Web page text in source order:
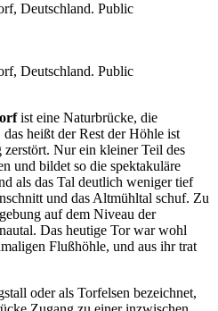
Deutschland. Public
Deutschland. Public
ist eine Naturbrücke, die
heißt der Rest der Höhle ist
Nur ein kleiner Teil des
und bildet so die spektakuläre
als das Tal deutlich weniger tief
und das Altmühltal schuf. Zu
auf dem Niveau der
Das heutige Tor war wohl
Flußhöhle, und aus ihr trat
oder als Torfelsen bezeichnet,